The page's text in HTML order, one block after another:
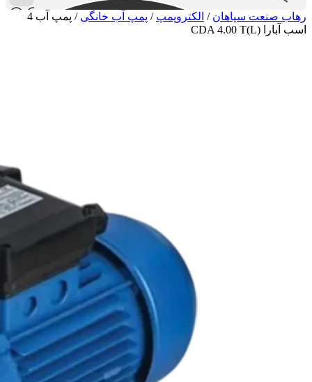
رهاب صنعت سپاهان / الکتروپمپ / پمپ آب خانگی /
پمپ آب 4
اسب آبارا (CDA 4.00 T(L